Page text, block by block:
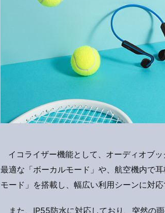
イコライザー機能として、オーディオブ
最適な「ボーカルモード」や、航空機内で
モード」を搭載し、幅広い利用シーンに対応
また、IP55防水に対応しており、突然の